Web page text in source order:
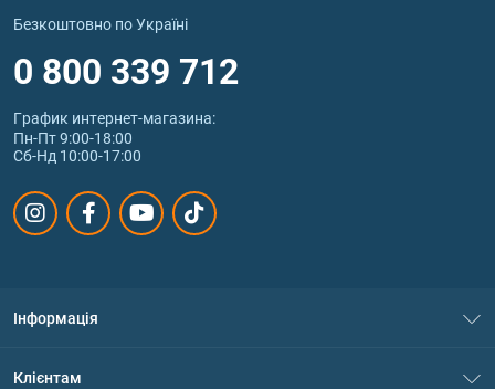
Безкоштовно по Україні
0 800 339 712
График интернет‑магазина:
Пн-Пт 9:00-18:00
Сб-Нд 10:00-17:00
Інформація
Клієнтам